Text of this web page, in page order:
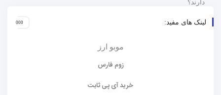
لینک های مفید:
موبو ارز
زوم فارس
خرید آی پی ثابت